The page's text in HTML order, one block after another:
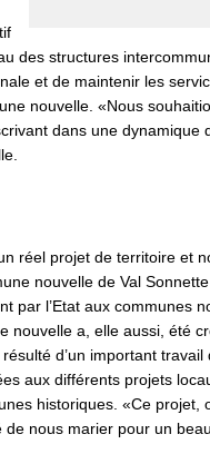
des structures
et de maintenir les
nouvelle. «Nous
dans une dynamique
réel projet de territoire et
nouvelle de Val
par l’Etat aux communes
nouvelle a, elle aussi, été
d’un important
aux différents projets
historiques. «Ce projet,
de nous marier pour un